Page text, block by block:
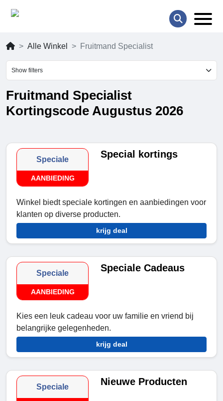
Alle Winkel Fruitmand Specialist
Show filters
Fruitmand Specialist
Kortingscode Augustus 2026
Speciale
AANBIEDING
Special kortings
Winkel biedt speciale kortingen en aanbiedingen voor
klanten op diverse producten.
krijg deal
Speciale
AANBIEDING
Speciale Cadeaus
Kies een leuk cadeau voor uw familie en vriend bij
belangrijke gelegenheden.
krijg deal
Speciale Nieuwe Producten